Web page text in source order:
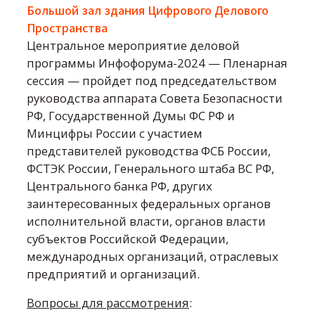
Большой зал здания Цифрового Делового
Пространства
Центральное мероприятие деловой
программы Инфофорума-2024 — Пленарная
сессия — пройдет под председательством
руководства аппарата Совета Безопасности
РФ, Государственной Думы ФС РФ и
Минцифры России с участием
представителей руководства ФСБ России,
ФСТЭК России, Генерального штаба ВС РФ,
Центрального банка РФ, других
заинтересованных федеральных органов
исполнительной власти, органов власти
субъектов Российской Федерации,
международных организаций, отраслевых
предприятий и организаций.
Вопросы для рассмотрения: